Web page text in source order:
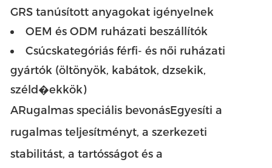
GRS tanúsított anyagokat igényelnek
OEM és ODM ruházati beszállítók
Csúcskategóriás férfi- és női ruházati
gyártók (öltönyök, kabátok, dzsekik,
széld�ekkök)
ARugalmas speciális bevonásEgyesíti a
rugalmas teljesítményt, a szerkezeti
stabilitást, a tartósságot és a